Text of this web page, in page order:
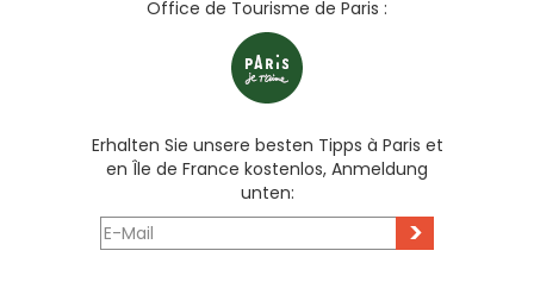
Office de Tourisme de Paris :
Erhalten Sie unsere besten Tipps à Paris et
en Île de France kostenlos, Anmeldung
unten:
>